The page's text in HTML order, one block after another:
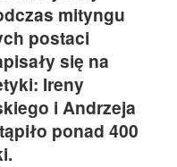
mityngu
postaci
się na
Ireny
i Andrzeja
ponad 400